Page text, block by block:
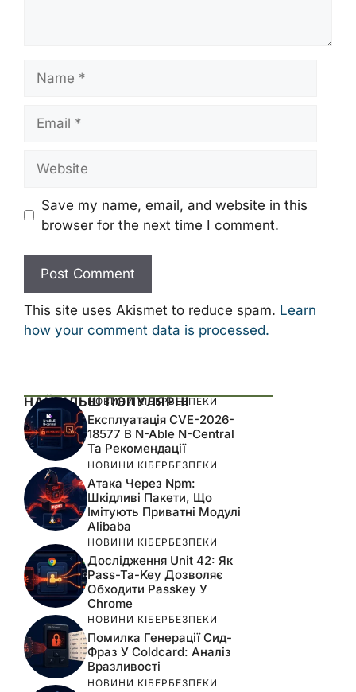
Save my name, email, and website in this
browser for the next time I comment.
This site uses Akismet to reduce spam. Learn
how your comment data is processed.
НАЙБІЛЬШ ПОПУЛЯРНІ
НОВИНИ КІБЕРБЕЗПЕКИ
Експлуатація CVE-2026-
18577 В N-Able N-Central
Та Рекомендації
НОВИНИ КІБЕРБЕЗПЕКИ
Атака Через Npm:
Шкідливі Пакети, Що
Імітують Приватні Модулі
Alibaba
НОВИНИ КІБЕРБЕЗПЕКИ
Дослідження Unit 42: Як
Pass-Ta-Key Дозволяє
Обходити Passkey У
Chrome
НОВИНИ КІБЕРБЕЗПЕКИ
Помилка Генерації Сид-
Фраз У Coldcard: Аналіз
Вразливості
НОВИНИ КІБЕРБЕЗПЕКИ